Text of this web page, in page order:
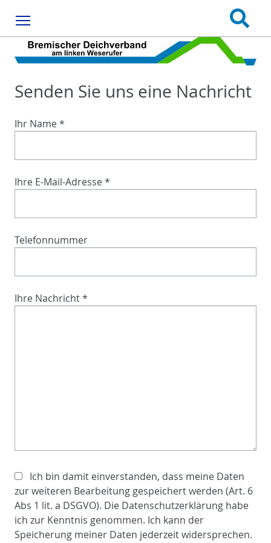
Senden Sie uns eine Nachricht
Ihr Name*
Ihre E-Mail-Adresse*
Telefonnummer
Ihre Nachricht*
Ich bin damit einverstanden, dass meine Daten
zur weiteren Bearbeitung gespeichert werden (Art. 6
Abs 1 lit. a DSGVO). Die Datenschutzerklärung habe
ich zur Kenntnis genommen. Ich kann der
Speicherung meiner Daten jederzeit widersprechen.